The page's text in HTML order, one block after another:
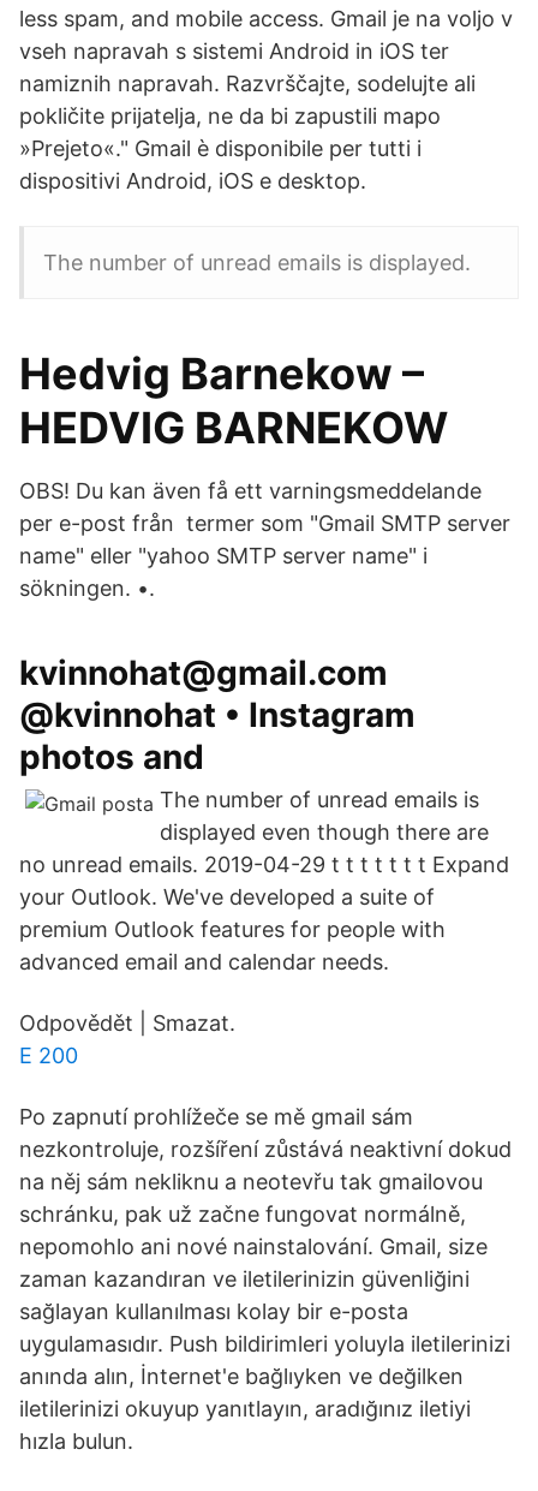
less spam, and mobile access. Gmail je na voljo v
vseh napravah s sistemi Android in iOS ter
namiznih napravah. Razvrščajte, sodelujte ali
pokličite prijatelja, ne da bi zapustili mapo
»Prejeto«." Gmail è disponibile per tutti i
dispositivi Android, iOS e desktop.
The number of unread emails is displayed.
Hedvig Barnekow –
HEDVIG BARNEKOW
OBS! Du kan även få ett varningsmeddelande
per e-post från termer som "Gmail SMTP server
name" eller "yahoo SMTP server name" i
sökningen. •.
kvinnohat@gmail.com
@kvinnohat • Instagram
photos and
The number of unread emails is
displayed even though there are
no unread emails. 2019-04-29 t t t t t t t Expand
your Outlook. We've developed a suite of
premium Outlook features for people with
advanced email and calendar needs.
Odpovědět | Smazat.
E 200
Po zapnutí prohlížeče se mě gmail sám
nezkontroluje, rozšíření zůstává neaktivní dokud
na něj sám nekliknu a neotevřu tak gmailovou
schránku, pak už začne fungovat normálně,
nepomohlo ani nové nainstalování. Gmail, size
zaman kazandıran ve iletilerinizin güvenliğini
sağlayan kullanılması kolay bir e-posta
uygulamasıdır. Push bildirimleri yoluyla iletilerinizi
anında alın, İnternet'e bağlıyken ve değilken
iletilerinizi okuyup yanıtlayın, aradığınız iletiyi
hızla bulun.